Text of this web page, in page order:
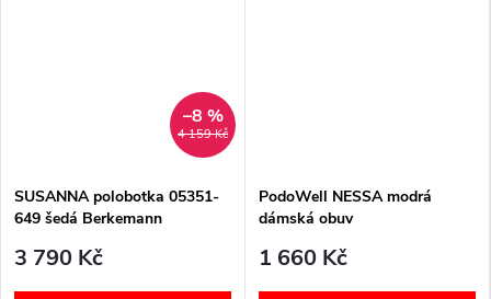
4 159 Kč
–8 %
SUSANNA polobotka 05351-
649 šedá Berkemann
3 790 Kč
PodoWell NESSA modrá
dámská obuv
1 660 Kč